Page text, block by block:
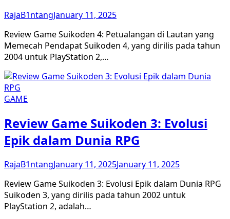
RajaB1ntangJanuary 11, 2025
Review Game Suikoden 4: Petualangan di Lautan yang
Memecah Pendapat Suikoden 4, yang dirilis pada tahun
2004 untuk PlayStation 2,…
GAME
Review Game Suikoden 3: Evolusi
Epik dalam Dunia RPG
RajaB1ntangJanuary 11, 2025January 11, 2025
Review Game Suikoden 3: Evolusi Epik dalam Dunia RPG
Suikoden 3, yang dirilis pada tahun 2002 untuk
PlayStation 2, adalah…